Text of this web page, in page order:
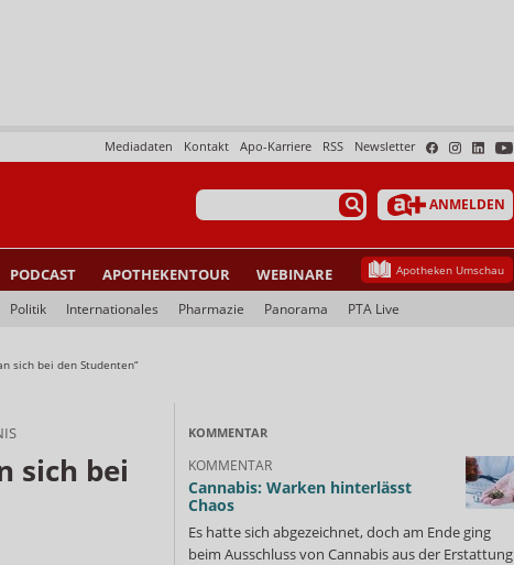
Newsletter
RSS
Apo-Karriere
Kontakt
Mediadaten
ANMELDEN
PODCAST APOTHEKENTOUR WEBINARE Apotheken Umschau
Politik Internationales Pharmazie Panorama PTA Live
sich bei den Studenten“
sich bei
KOMMENTAR
KOMMENTAR
Cannabis: Warken hinterlässt
Chaos
Es hatte sich abgezeichnet, doch am Ende ging
beim Ausschluss von Cannabis aus der Erstattung